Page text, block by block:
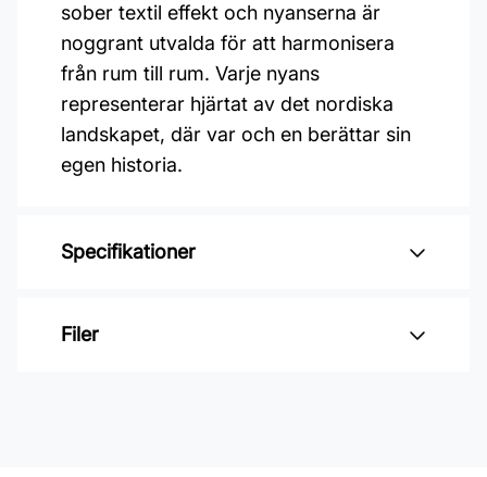
sober textil effekt och nyanserna är
noggrant utvalda för att harmonisera
från rum till rum. Varje nyans
representerar hjärtat av det nordiska
landskapet, där var och en berättar sin
egen historia.
Specifikationer
Varumärke: Midbec Tapeter
Filer